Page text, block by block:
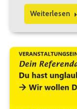
Weiterlesen